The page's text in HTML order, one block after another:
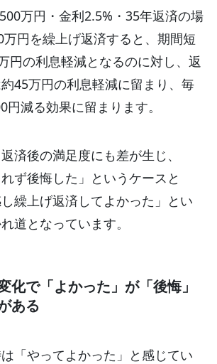
万円・金利2.5%・35年返済の場
円を繰上げ返済すると、期間短
円の利息軽減となるのに対し、返
45万円の利息軽減に留まり、毎
円減る効果に留まります。
済後の満足度にも差が生じ、
れず後悔した」というケースと
し繰上げ返済してよかった」とい
道となっています。
化で「よかった」が「後悔」
ある
「やってよかった」と感じてい